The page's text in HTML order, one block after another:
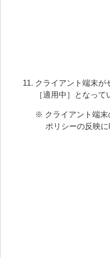
クライアント端末が
［適用中］となっ
※ クライアント端末
ポリシーの反映に